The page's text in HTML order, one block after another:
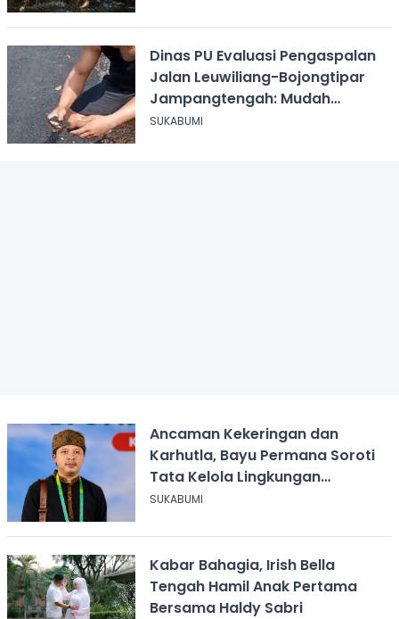
Dinas PU Evaluasi Pengaspalan
Jalan Leuwiliang-Bojongtipar
Jampangtengah: Mudah
Mengelupas
SUKABUMI
Ancaman Kekeringan dan
Karhutla, Bayu Permana Soroti
Tata Kelola Lingkungan
Sukabumi
SUKABUMI
Kabar Bahagia, Irish Bella
Tengah Hamil Anak Pertama
Bersama Haldy Sabri